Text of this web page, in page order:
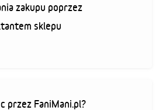
zakupu poprzez
sklepu
przez FaniMani.pl?